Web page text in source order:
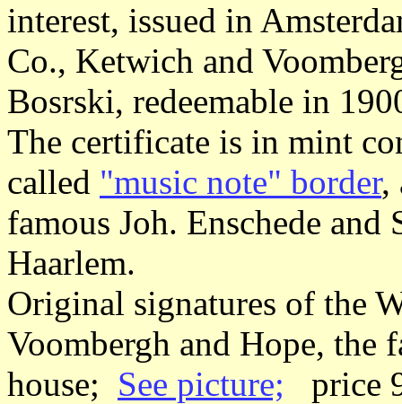
interest, issued in
Co., Ketwich and
Bosrski, redeemable in
The certificate is in mint
called "music note" border,
famous Joh. Enschede
Haarlem.
Original signatures of the
Voombergh and Hope, the
house; See picture; price